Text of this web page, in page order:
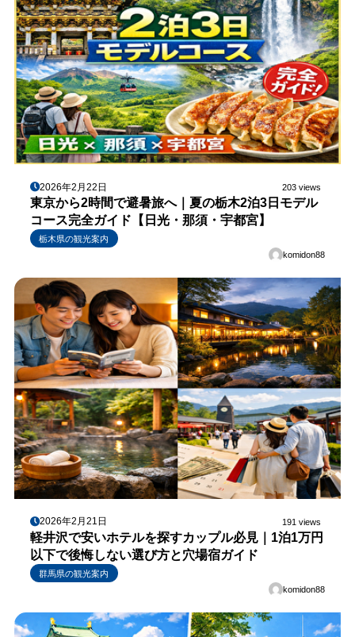
2026年2月22日 203 views
東京から2時間で避暑旅へ｜夏の栃木2泊3日モデル
コース完全ガイド【日光・那須・宇都宮】
栃木県の観光案内
komidon88
2026年2月21日 191 views
軽井沢で安いホテルを探すカップル必見｜1泊1万円
以下で後悔しない選び方と穴場宿ガイド
群馬県の観光案内
komidon88